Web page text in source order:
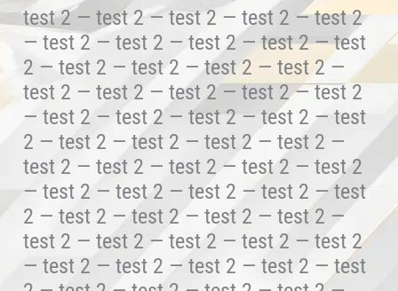
test 2 — test 2 — test 2 — test 2 — test 2
— test 2 — test 2 — test 2 — test 2 — test
2 — test 2 — test 2 — test 2 — test 2 —
test 2 — test 2 — test 2 — test 2 — test 2
— test 2 — test 2 — test 2 — test 2 — test
2 — test 2 — test 2 — test 2 — test 2 —
test 2 — test 2 — test 2 — test 2 — test 2
— test 2 — test 2 — test 2 — test 2 — test
2 — test 2 — test 2 — test 2 — test 2 —
test 2 — test 2 — test 2 — test 2 — test 2
— test 2 — test 2 — test 2 — test 2 — test